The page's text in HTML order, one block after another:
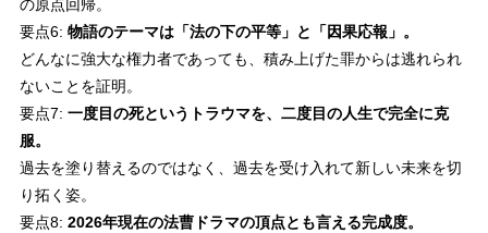
の原点回帰。
要点6: 物語のテーマは「法の下の平等」と「因果応報」。
どんなに強大な権力者であっても、積み上げた罪からは逃れられ
ないことを証明。
要点7: 一度目の死というトラウマを、二度目の人生で完全に克
服。
過去を塗り替えるのではなく、過去を受け入れて新しい未来を切
り拓く姿。
要点8: 2026年現在の法曹ドラマの頂点とも言える完成度。